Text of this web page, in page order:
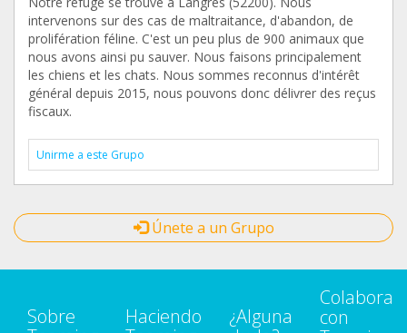
intervenons sur des cas de maltraitance, d'abandon, de
prolifération féline. C'est un peu plus de 900 animaux que
nous avons ainsi pu sauver. Nous faisons principalement
les chiens et les chats. Nous sommes reconnus d'intérêt
général depuis 2015, nous pouvons donc délivrer des reçus
fiscaux.
Unirme a este Grupo
Únete a un Grupo
Sobre
Haciendo
¿Alguna
Colabora
con